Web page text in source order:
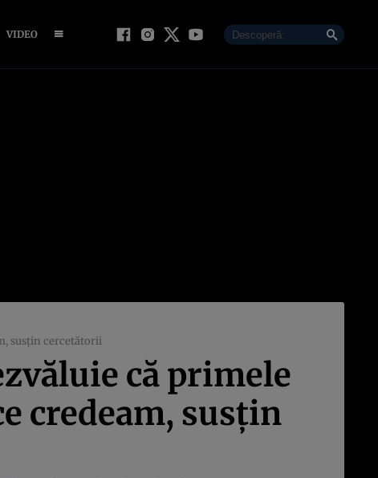
VIDEO
susțin cercetătorii
că primele
credeam, susțin